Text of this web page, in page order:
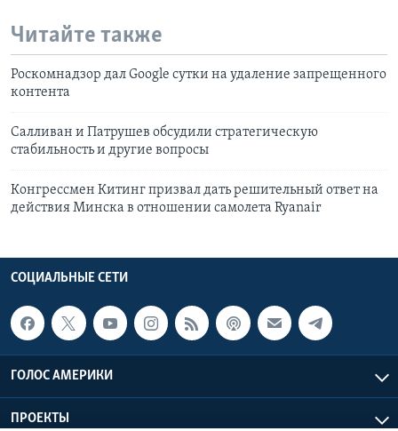
Читайте также
Роскомнадзор дал Google сутки на удаление запрещенного
контента
Салливан и Патрушев обсудили стратегическую
стабильность и другие вопросы
Конгрессмен Китинг призвал дать решительный ответ на
действия Минска в отношении самолета Ryanair
СОЦИАЛЬНЫЕ СЕТИ
ГОЛОС АМЕРИКИ
ПРОЕКТЫ